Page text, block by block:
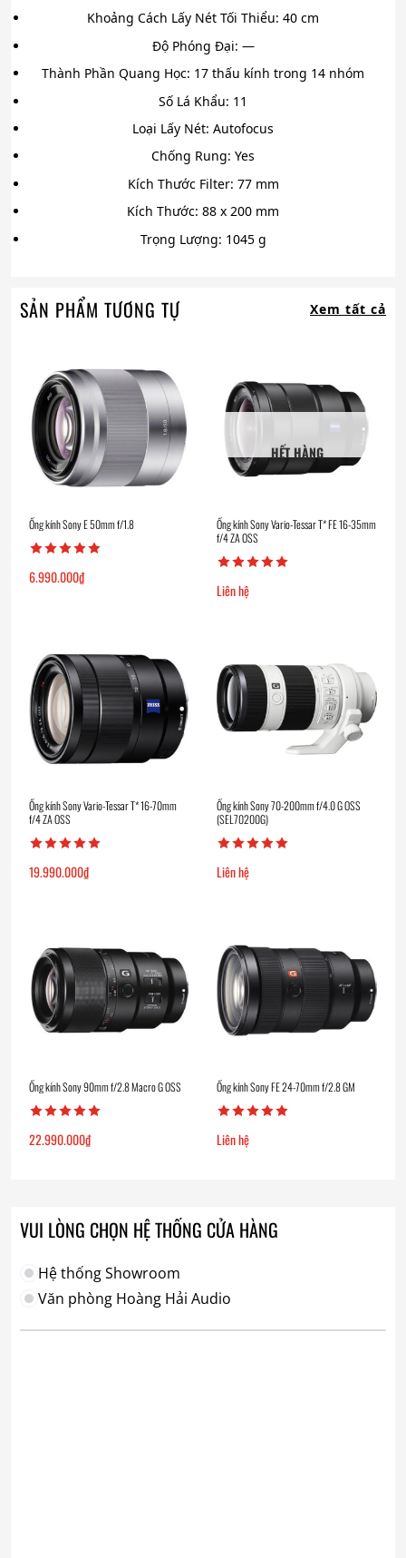
Khoảng Cách Lấy Nét Tối Thiểu: 40 cm
Độ Phóng Đại: —
Thành Phần Quang Học: 17 thấu kính trong 14 nhóm
Số Lá Khẩu: 11
Loại Lấy Nét: Autofocus
Chống Rung: Yes
Kích Thước Filter: 77 mm
Kích Thước: 88 x 200 mm
Trọng Lượng: 1045 g
SẢN PHẨM TƯƠNG TỰ Xem tất cả
Ống kính Sony E 50mm f/1.8
6.990.000₫
HẾT HÀNG
Ống kính Sony Vario-Tessar T* FE 16-35mm
f/4 ZA OSS
Liên hệ
Ống kính Sony Vario-Tessar T* 16-70mm
f/4 ZA OSS
19.990.000₫
Ống kính Sony 70-200mm f/4.0 G OSS
(SEL70200G)
Liên hệ
Ống kính Sony 90mm f/2.8 Macro G OSS
22.990.000₫
Ống kính Sony FE 24-70mm f/2.8 GM
Liên hệ
VUI LÒNG CHỌN HỆ THỐNG CỬA HÀNG
Hệ thống Showroom
Văn phòng Hoàng Hải Audio